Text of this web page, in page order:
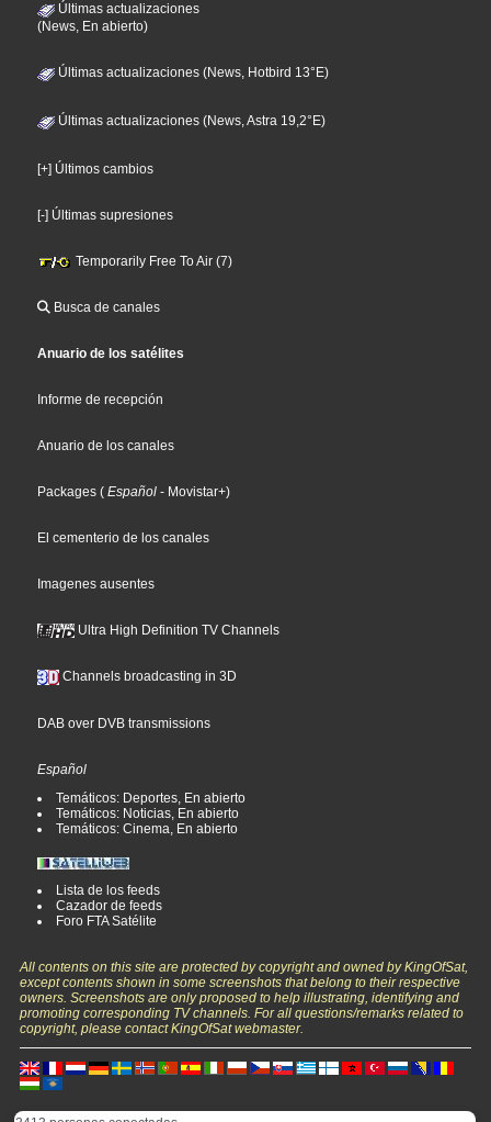
Últimas actualizaciones
(News, En abierto)
Últimas actualizaciones (News, Hotbird 13°E)
Últimas actualizaciones (News, Astra 19,2°E)
[+] Últimos cambios
[-] Últimas supresiones
Temporarily Free To Air (7)
Busca de canales
Anuario de los satélites
Informe de recepción
Anuario de los canales
Packages ( Español - Movistar+)
El cementerio de los canales
Imagenes ausentes
Ultra High Definition TV Channels
Channels broadcasting in 3D
DAB over DVB transmissions
Español
Temáticos: Deportes, En abierto
Temáticos: Noticias, En abierto
Temáticos: Cinema, En abierto
Lista de los feeds
Cazador de feeds
Foro FTA Satélite
All contents on this site are protected by copyright and owned by KingOfSat,
except contents shown in some screenshots that belong to their respective
owners. Screenshots are only proposed to help illustrating, identifying and
promoting corresponding TV channels. For all questions/remarks related to
copyright, please contact KingOfSat webmaster.